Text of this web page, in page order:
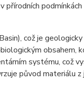
což je
systému, což
původ materiálu